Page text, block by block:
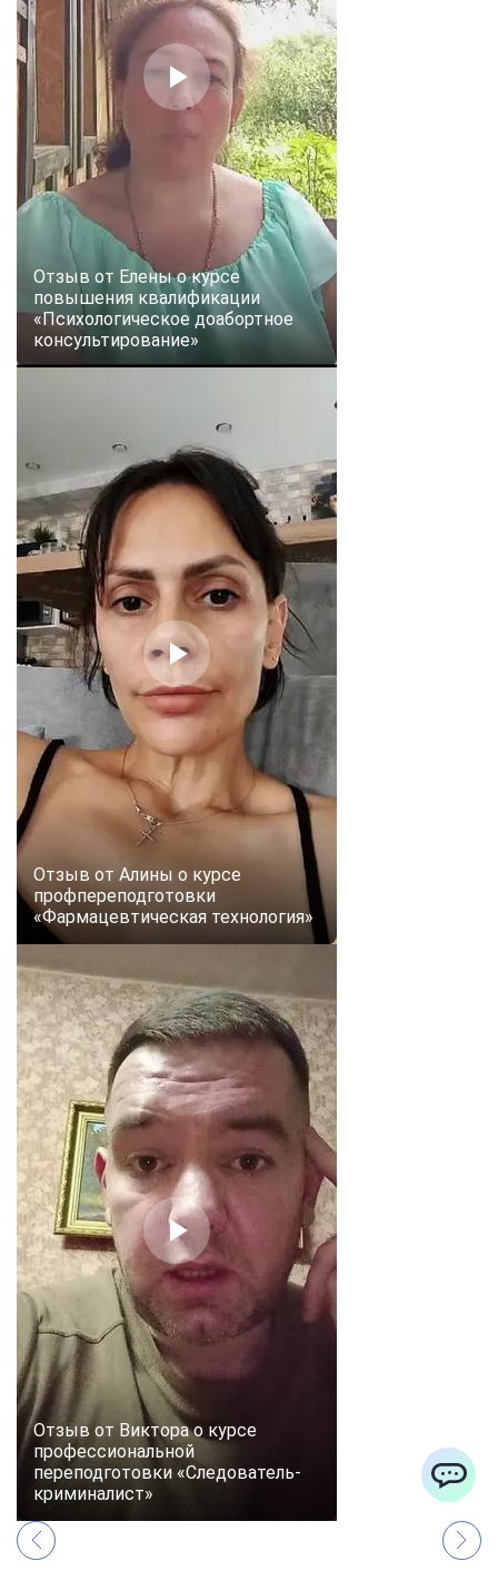
Отзыв от Елены о курсе
повышения квалификации
«Психологическое доабортное
консультирование»
Отзыв от Алины о курсе
профпереподготовки
«Фармацевтическая технология»
Отзыв от Виктора о курсе
профессиональной
переподготовки «Следователь-
криминалист»
ChatApp
online
Мессенджеры
Свяжитесь с нами через любой удобный мессенджер!
Telegram WhatsApp
Vkontakte EMail
Max